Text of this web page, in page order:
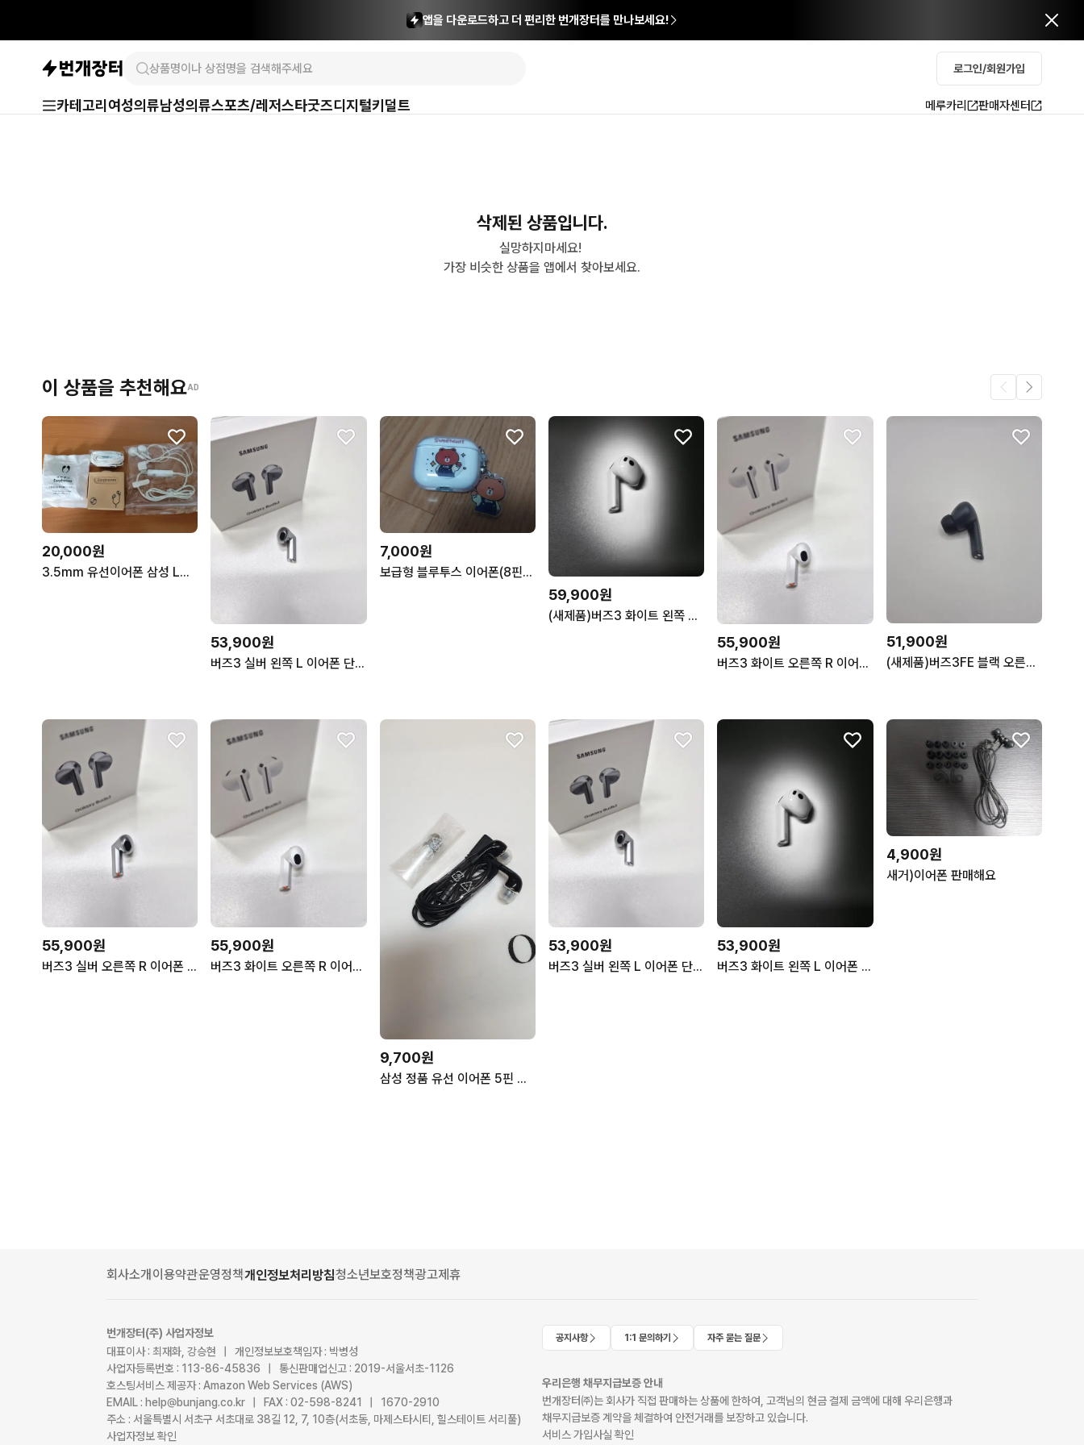
앱을 다운로드하고 더 편리한 번개장터를 만나보세요!
로그인/회원가입
카테고리 여성의류남성의류스포츠/레저스타굿즈디지털키덜트 메루카리 판매자센터
삭제된 상품입니다.
실망하지마세요!
가장 비슷한 상품을 앱에서 찾아보세요.
이 상품을 추천해요AD
20,000원
3.5mm 유선이어폰 삼성 LG 정품, 대한항공
53,900원
버즈3 실버 왼쪽 L 이어폰 단품/낱개/중고/삼성정품
7,000원
보급형 블루투스 이어폰(8핀충전형)
59,900원
(새제품)버즈3 화이트 왼쪽 L 이어폰/이어버드 단품/낱개/삼성정품
55,900원
버즈3 화이트 오른쪽 R 이어폰 단품/낱개/중고/삼성정품
51,900원
(새제품)버즈3FE 블랙 오른쪽 R 이어폰/이어버드 단품/낱개/삼성정품
55,900원
버즈3 실버 오른쪽 R 이어폰 단품/낱개/중고/삼성정품
55,900원
버즈3 화이트 오른쪽 R 이어폰 단품/낱개/중고/삼성정품
9,700원
삼성 정품 유선 이어폰 5핀 블랙
53,900원
버즈3 실버 왼쪽 L 이어폰 단품/낱개/중고/삼성정품
53,900원
버즈3 화이트 왼쪽 L 이어폰 단품/낱개/중고/삼성정품
4,900원
새거)이어폰 판매해요
회사소개 이용약관운영정책개인정보처리방침청소년보호정책광고제휴
번개장터(주) 사업자정보
대표이사 : 최재화, 강승현 | 개인정보보호책임자 : 박병성
사업자등록번호 : 113-86-45836 | 통신판매업신고 : 2019-서울서초-1126
호스팅서비스 제공자 : Amazon Web Services (AWS)
EMAIL : help@bunjang.co.kr | FAX : 02-598-8241 | 1670-2910
주소 : 서울특별시 서초구 서초대로 38길 12, 7, 10층(서초동, 마제스타시티, 힐스테이트 서리풀)
사업자정보 확인
공지사항 1:1 문의하기 자주 묻는 질문
우리은행 채무지급보증 안내
번개장터㈜는 회사가 직접 판매하는 상품에 한하여, 고객님의 현금 결제 금액에 대해 우리은행과
채무지급보증 계약을 체결하여 안전거래를 보장하고 있습니다.
서비스 가입사실 확인